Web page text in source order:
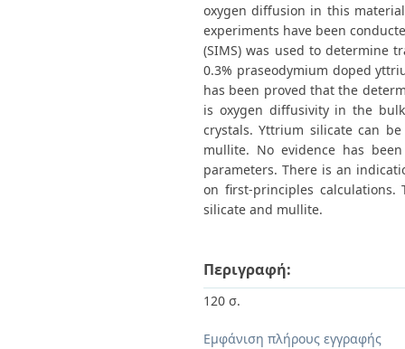
oxygen diffusion in this
experiments have been
(SIMS) was used to determine
0.3% praseodymium doped
has been proved that the
is oxygen diffusivity in the
crystals. Yttrium silicate can
mullite. No evidence has
parameters. There is an
on first-principles
silicate and mullite.
Περιγραφή:
120 σ.
Εμφάνιση πλήρους εγγραφής